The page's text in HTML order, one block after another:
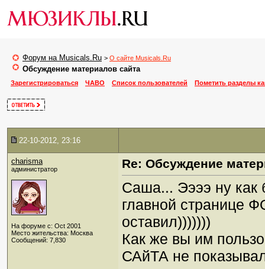
Форум на Musicals.Ru > О сайте Musicals.Ru
Обсуждение материалов сайта
Зарегистрироваться ЧАВО Список пользователей Пометить разделы
22-10-2012, 23:16
charisma
администратор
На форуме с: Oct 2001
Место жительства: Москва
Сообщений: 7,830
Re: Обсуждение
Саша... Ээээ ну как
главной странице
оставил)))))))
Как же вы им
САйТА не